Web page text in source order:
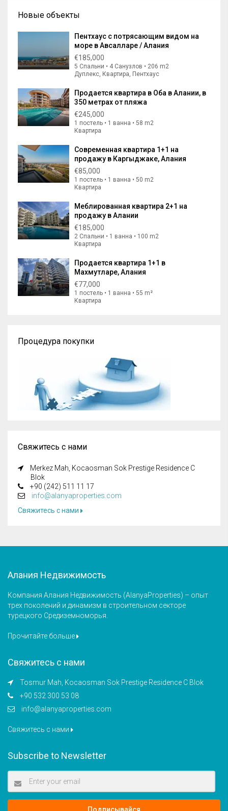
Новые объекты
Пентхаус с потрясающим видом на
море в Авсалларе / Алания
€185,000
5 Спальни • 4 Санузлов • 206 m2
Дуплекс, Квартира, Пентхаус
Продается квартира в Оба в Алании, в
350 метрах от пляжа
€245,000
1 постель • 1 ванна • 58 m2
Квартира
Современная квартира 1+1 на
продажу в Каргыджаке, Алания
€85,000
1 постель • 1 ванна • 50 m2
Квартира
Меблированная квартира 2+1 на
продажу в Алании
€185,000
2 Спальни • 1 ванна • 100 m2
Квартира
Продается квартира 1+1 в
Махмутларе, Алания
€77,000
1 постель • 1 ванна • 55 m²
Квартира
Процедура покупки
Свяжитесь с нами
Merkez Mah, Kocaosman Sok Prestige Residence C
Blok
+90 (242) 511 11 17
info@alanyaproperties.com
Свяжитесь с нами
Алания Недвижимость
Компания Алания Недвижимость (AlanyaProperties) – опыт
трех поколений и динамизм в строительном секторе
турецкого Средиземноморья.
Прочитайте больше
Свяжитесь с нами
Tosmur Mah, Kocaosman Sok Prestige Residence C Blok
+90 532 300 53 08
info@alanyaproperties.com
Свяжитесь с нами
Subscribe to Newsletter
Подписывайся